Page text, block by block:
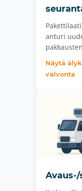
anturi
Näytä
valvonta